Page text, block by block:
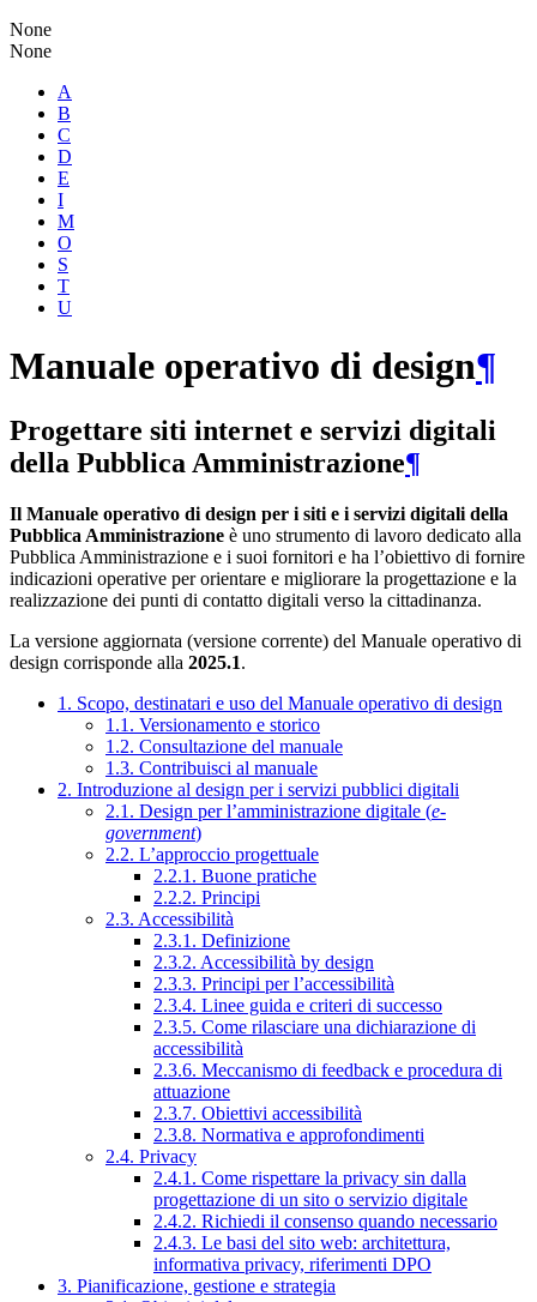
None
None
A
B
C
D
E
I
M
O
S
T
U
Manuale operativo di design¶
Progettare siti internet e servizi digitali
della Pubblica Amministrazione¶
Il Manuale operativo di design per i siti e i servizi digitali della
Pubblica Amministrazione è uno strumento di lavoro dedicato alla
Pubblica Amministrazione e i suoi fornitori e ha l’obiettivo di fornire
indicazioni operative per orientare e migliorare la progettazione e la
realizzazione dei punti di contatto digitali verso la cittadinanza.
La versione aggiornata (versione corrente) del Manuale operativo di
design corrisponde alla 2025.1.
1. Scopo, destinatari e uso del Manuale operativo di design
1.1. Versionamento e storico
1.2. Consultazione del manuale
1.3. Contribuisci al manuale
2. Introduzione al design per i servizi pubblici digitali
2.1. Design per l’amministrazione digitale (e-
government)
2.2. L’approccio progettuale
2.2.1. Buone pratiche
2.2.2. Principi
2.3. Accessibilità
2.3.1. Definizione
2.3.2. Accessibilità by design
2.3.3. Principi per l’accessibilità
2.3.4. Linee guida e criteri di successo
2.3.5. Come rilasciare una dichiarazione di
accessibilità
2.3.6. Meccanismo di feedback e procedura di
attuazione
2.3.7. Obiettivi accessibilità
2.3.8. Normativa e approfondimenti
2.4. Privacy
2.4.1. Come rispettare la privacy sin dalla
progettazione di un sito o servizio digitale
2.4.2. Richiedi il consenso quando necessario
2.4.3. Le basi del sito web: architettura,
informativa privacy, riferimenti DPO
3. Pianificazione, gestione e strategia